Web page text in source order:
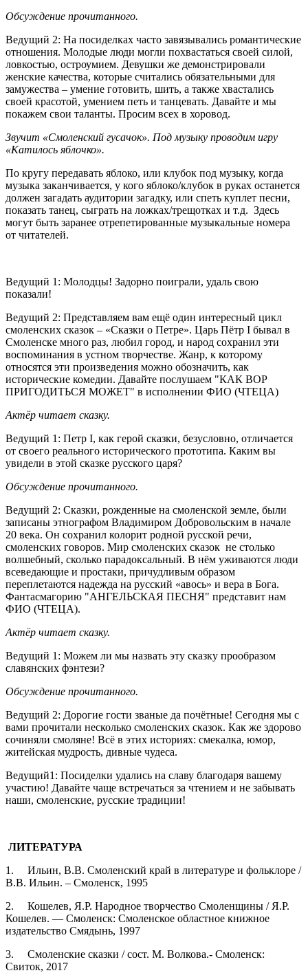
Обсуждение прочитанного.
Ведущий 2: На посиделках часто завязывались романтические
отношения. Молодые люди могли похвастаться своей силой,
ловкостью, остроумием. Девушки же демонстрировали
женские качества, которые считались обязательными для
замужества – умение готовить, шить, а также хвастались
своей красотой, умением петь и танцевать. Давайте и мы
покажем свои таланты. Просим всех в хоровод.
Звучит «Смоленский гусачок». Под музыку проводим игру
«Катилось яблочко».
По кругу передавать яблоко, или клубок под музыку, когда
музыка заканчивается, у кого яблоко/клубок в руках останется
должен загадать аудитории загадку, или спеть куплет песни,
показать танец, сыграть на ложках/трещотках и т.д. Здесь
могут быть заранее отрепетированные музыкальные номера
от читателей.
Ведущий 1: Молодцы! Задорно поиграли, удаль свою
показали!
Ведущий 2: Представляем вам ещё один интересный цикл
смоленских сказок – «Сказки о Петре». Царь Пётр I бывал в
Смоленске много раз, любил город, и народ сохранил эти
воспоминания в устном творчестве. Жанр, к которому
относятся эти произведения можно обозначить, как
исторические комедии. Давайте послушаем "КАК ВОР
ПРИГОДИТЬСЯ МОЖЕТ" в исполнении ФИО (ЧТЕЦА)
Актёр читает сказку.
Ведущий 1: Петр I, как герой сказки, безусловно, отличается
от своего реального исторического прототипа. Каким вы
увидели в этой сказке русского царя?
Обсуждение прочитанного.
Ведущий 2: Сказки, рожденные на смоленской земле, были
записаны этнографом Владимиром Добровольским в начале
20 века. Он сохранил колорит родной русской речи,
смоленских говоров. Мир смоленских сказок не столько
волшебный, сколько парадоксальный. В нём уживаются люди
всеведающие и простаки, причудливым образом
переплетаются надежда на русский «авось» и вера в Бога.
Фантасмагорию "АНГЕЛЬСКАЯ ПЕСНЯ" представит нам
ФИО (ЧТЕЦА).
Актёр читает сказку.
Ведущий 1: Можем ли мы назвать эту сказку прообразом
славянских фэнтези?
Обсуждение прочитанного.
Ведущий 2: Дорогие гости званые да почётные! Сегодня мы с
вами прочитали несколько смоленских сказок. Как же здорово
сочиняли смоляне! Всё в этих историях: смекалка, юмор,
житейская мудрость, дивные чудеса.
Ведущий1: Посиделки удались на славу благодаря вашему
участию! Давайте чаще встречаться за чтением и не забывать
наши, смоленские, русские традиции!
ЛИТЕРАТУРА
1. Ильин, В.В. Смоленский край в литературе и фольклоре /
В.В. Ильин. – Смоленск, 1995
2. Кошелев, Я.Р. Народное творчество Смоленщины / Я.Р.
Кошелев. — Смоленск: Смоленское областное книжное
издательство Смядынь, 1997
3. Смоленские сказки / сост. М. Волкова.- Смоленск:
Свиток, 2017